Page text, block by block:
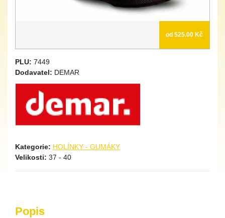
od 525.00 Kč
PLU: 7449
Dodavatel: DEMAR
Kategorie: HOLÍNKY - GUMÁKY
Velikosti: 37 - 40
Popis